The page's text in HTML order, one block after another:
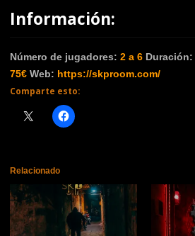
Información:
Número de jugadores: 2 a 6 Duración:
75€ Web: https://skproom.com/
Comparte esto:
Relacionado